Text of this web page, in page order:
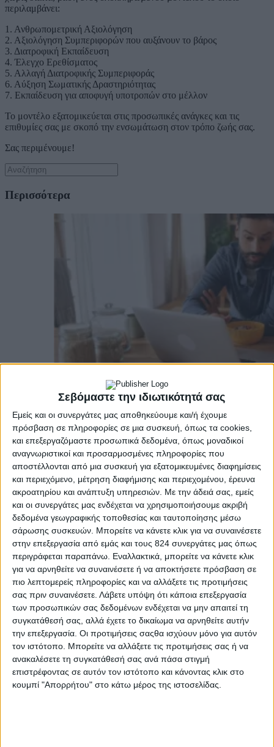
Σεβόμαστε την ιδιωτικότητά σας
Εμείς και οι συνεργάτες μας αποθηκεύουμε και/ή έχουμε
πρόσβαση σε πληροφορίες σε μια συσκευή, όπως τα cookies,
και επεξεργαζόμαστε προσωπικά δεδομένα, όπως μοναδικοί
αναγνωριστικοί και προσαρμοσμένες πληροφορίες που
αποστέλλονται από μια συσκευή για εξατομικευμένες διαφημίσεις
και περιεχόμενο, μέτρηση διαφήμισης και περιεχομένου, έρευνα
ακροατηρίου και ανάπτυξη υπηρεσιών. Με την άδειά σας, εμείς
και οι συνεργάτες μας ενδέχεται να χρησιμοποιήσουμε ακριβή
δεδομένα γεωγραφικής τοποθεσίας και ταυτοποίησης μέσω
σάρωσης συσκευών. Μπορείτε να κάνετε κλικ για να συναινέσετε
στην επεξεργασία από εμάς και τους 824 συνεργάτες μας όπως
περιγράφεται παραπάνω. Εναλλακτικά, μπορείτε να κάνετε κλικ
για να αρνηθείτε να συναινέσετε ή να αποκτήσετε πρόσβαση σε
πιο λεπτομερείς πληροφορίες και να αλλάξετε τις προτιμήσεις
σας πριν συναινέσετε. Λάβετε υπόψη ότι κάποια επεξεργασία
των προσωπικών σας δεδομένων ενδέχεται να μην απαιτεί τη
συγκατάθεσή σας, αλλά έχετε το δικαίωμα να αρνηθείτε αυτήν
την επεξεργασία. Οι προτιμήσεις σαςθα ισχύουν μόνο για αυτόν
τον ιστότοπο. Μπορείτε να αλλάξετε τις προτιμήσεις σας ή να
ανακαλέσετε τη συγκατάθεσή σας ανά πάσα στιγμή
επιστρέφοντας σε αυτόν τον ιστότοπο και κάνοντας κλικ στο
κουμπί "Απορρήτου" στο κάτω μέρος της ιστοσελίδας.
περιλαμβάνει:
1. Ανθρωπομετρική Αξιολόγηση
2. Αξιολόγηση Συμπεριφορών που αυξάνουν το βάρος
3. Διατροφική Εκπαίδευση
4. Έλεγχο Ερεθίσματος
5. Αλλαγή Διατροφικής Συμπεριφοράς
6. Αύξηση Σωματικής Δραστηριότητας
7. Εκπαίδευση για αποφυγή υποτροπών στο μέλλον
Το μοντέλο εξατομικεύεται στις προσωπικές ανάγκες και τις
επιθυμίες σας με σκοπό την ενσωμάτωση στον τρόπο ζωής σας.
Σας περιμένουμε!
Περισσότερα
Υγεία, διατροφή & lifestyle
Διατροφή 2.0: τα τρόφιμα του μέλλοντος
18 Μάι